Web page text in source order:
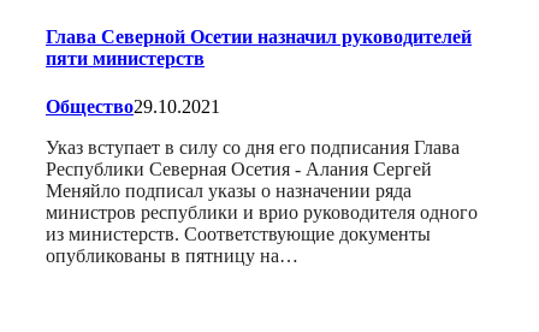
Глава Северной Осетии назначил руководителей
пяти министерств
Общество29.10.2021
Указ вступает в силу со дня его подписания Глава
Республики Северная Осетия - Алания Сергей
Меняйло подписал указы о назначении ряда
министров республики и врио руководителя одного
из министерств. Соответствующие документы
опубликованы в пятницу на…